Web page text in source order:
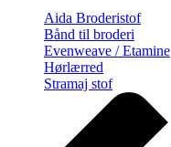
Aida Broderistof
Bånd til broderi
Evenweave / Etamine
Hørlærred
Stramaj stof